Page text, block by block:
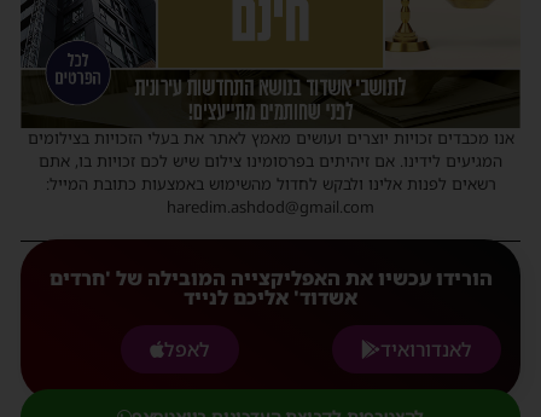
אנו מכבדים זכויות יוצרים ועושים מאמץ לאתר את בעלי הזכויות בצילומים
המגיעים לידינו. אם זיהיתים בפרסומינו צילום שיש לכם זכויות בו, אתם
רשאים לפנות אלינו ולבקש לחדול מהשימוש באמצעות כתובת המייל:
haredim.ashdod@gmail.com
הורידו עכשיו את האפליקצייה המובילה של 'חרדים
אשדוד' אליכם לנייד
לאנדורואיד
לאפל